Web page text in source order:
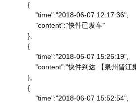
            {
                "time":"2018-06-07 12:17:36",
                "content":"快件已发车"
            },
            {
                "time":"2018-06-07 15:26:19",
"content":"快件到达 【泉州晋
            },
            {
                "time":"2018-06-07 15:52:54",